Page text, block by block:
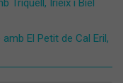
Triquell, Irieix i Biel
El Petit de Cal Eril,